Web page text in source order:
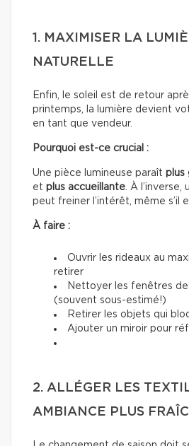
1. MAXIMISER LA
NATURELLE
Enfin, le soleil est de retour
printemps, la lumière devient
en tant que vendeur.
Pourquoi est-ce crucial :
Une pièce lumineuse paraît plus
et plus accueillante. À l’inverse,
peut freiner l’intérêt, même s’il
À faire :
Ouvrir les rideaux au
retirer
Nettoyer les fenêtres
(souvent sous-estimé!)
Retirer les objets qui
Ajouter un miroir pour
2. ALLÉGER LES
AMBIANCE PLUS